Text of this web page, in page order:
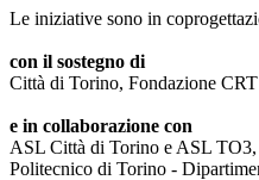
Le iniziative sono in
con il sostegno di
Città di Torino, Fondazione
e in collaborazione con
ASL Città di Torino e ASL
Politecnico di Torino -